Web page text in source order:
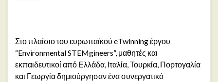
Στο πλαίσιο του ευρωπαϊκού eTwinning έργου
“Environmental STEMgineers”, μαθητές και
εκπαιδευτικοί από Ελλάδα, Ιταλία, Τουρκία, Πορτογαλία
και Γεωργία δημιούργησαν ένα συνεργατικό